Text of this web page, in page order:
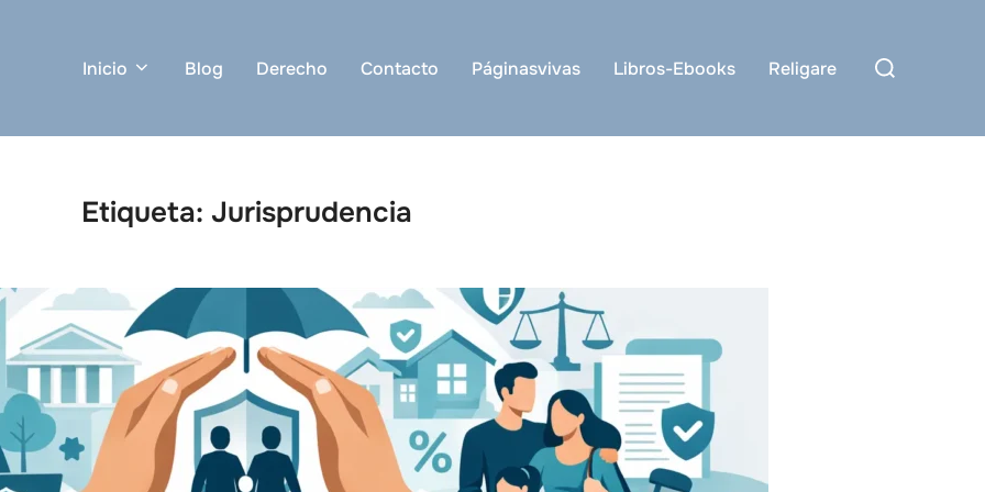
Inicio Blog Derecho Contacto Páginasvivas Libros-Ebooks Religare
Buscar:
Etiqueta: Jurisprudencia